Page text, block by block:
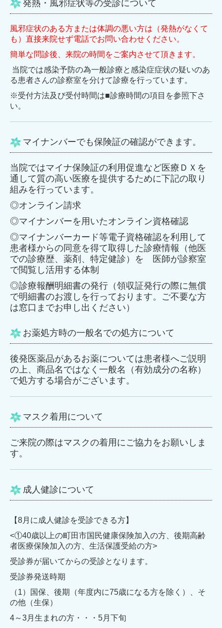
発熱・風邪症状等の受診について
風邪症状のある方または体調の悪い方は（発熱がなくて
も）直接来院せず電話でお問い合わせください。
簡単な問診後、来院の時間 をご案内させて頂きます。
当院では感染予防の為一般診療と感染症症状の疑いのあ
る患者さんの診察室を分けて診療を行っています。
※受付方法及び受付時間は■診療時間の項目を参照下さ
い。
マイナンバーでも保険証の確認ができます。
当院ではマイナ保険証の利用促進など医療ＤＸを
通して質の高い医療を提供するために下記の取り
組みを行っています。
◎オンライン請求
◎マイナンバーを用いたオンライン資格確認
◎マイナンバーカード等電子資格確認を利用して
患者様からの同意を得て取得した診療情報（他医
での診療歴、薬剤、特定健診）を 医師が診察室
で閲覧し活用する体制
◎診療報酬明細書の発行（領収証発行の際に無償
で明細書のお渡しを行っております。ご不要な方
は窓口までお申し出ください）
お薬処方時の一般名での処方について
後発医薬品があるお薬については患者様へご説明
の上、商品名ではなく一般名（有効成分の名称）
で処方する場合がございます。
マスク着用について
ご来院の際はマスクの着用にご協力をお願いしま
す。
成人健診について
【8月 に成人健診を受診できる方】
<①40歳以上の町田市国民健康保険加入の方、後期高齢
者医療保険加入の方、生活保護受給の方>
受診券が届いてからの受診となります。
受診券発送時期
（1）国保、後期（年度内に75歳になる方を除く）、そ
の他（生保）
4～3月生まれの方・・・5月下旬